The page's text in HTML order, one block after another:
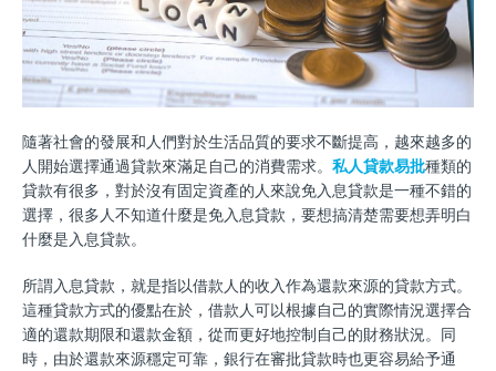
隨著社會的發展和人們對於生活品質的要求不斷提高，越來越多的
人開始選擇通過貸款來滿足自己的消費需求。 私人貸款易批種類的
貸款有很多，對於沒有固定資產的人來說免入息貸款是一種不錯的
選擇，很多人不知道什麼是免入息貸款，要想搞清楚需要想弄明白
什麼是入息貸款。
所謂入息貸款，就是指以借款人的收入作為還款來源的貸款方式。
這種貸款方式的優點在於，借款人可以根據自己的實際情況選擇合
適的還款期限和還款金額，從而更好地控制自己的財務狀況。同
時，由於還款來源穩定可靠，銀行在審批貸款時也更容易給予通